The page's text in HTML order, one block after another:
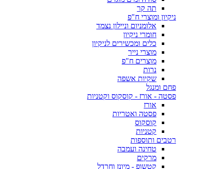
תה קר
ניקיון ומוצרי ח"פ
אלומניום וניילון נצמד
חומרי ניקיון
כלים ומכשירים לניקיון
מוצרי נייר
מוצרים ח"פ
נרות
שקיות אשפה
פחם ומנגל
פסטה - אורז - קוסקוס וקטניות
אורז
פסטה ואטריות
קוסקוס
קטניות
רטבים ותוספות
טחינה ועמבה
מרקים
קטשופ - מיונז וחרדל